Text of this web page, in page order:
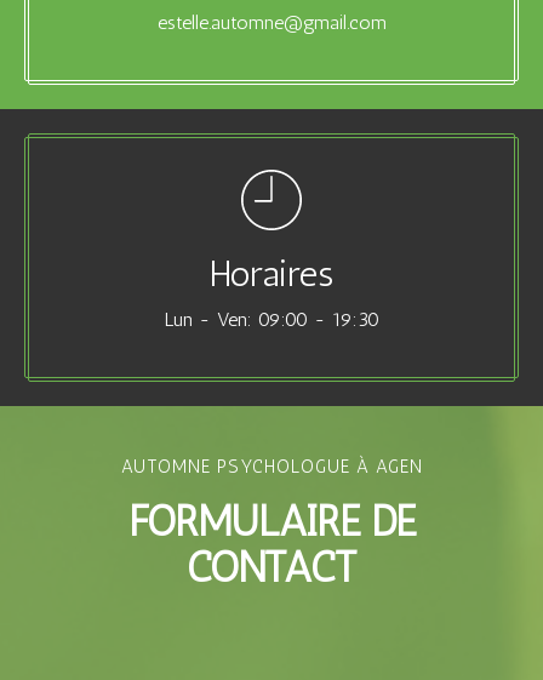
estelle.automne@gmail.com
Horaires
Lun - Ven: 09:00 - 19:30
AUTOMNE PSYCHOLOGUE À AGEN
FORMULAIRE DE
CONTACT